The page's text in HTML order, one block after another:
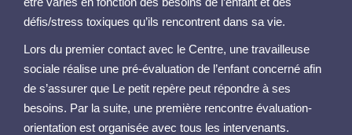
défis/stress toxiques qu’ils rencontrent dans sa vie.
Lors du premier contact avec le Centre, une travailleuse
sociale réalise une pré-évaluation de l’enfant concerné afin
de s’assurer que Le petit repère peut répondre à ses
besoins. Par la suite, une première rencontre évaluation-
orientation est organisée avec tous les intervenants.